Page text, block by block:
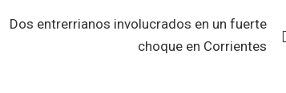
Dos entrerrianos involucrados en un fuerte
choque en Corrientes